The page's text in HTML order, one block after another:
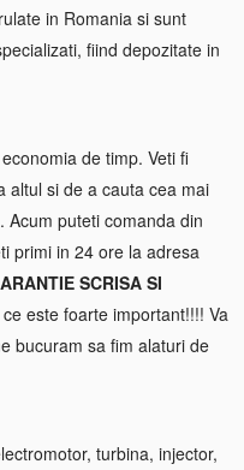
in Romania si sunt
fiind depozitate in
de timp. Veti fi
altul si de a cauta cea mai
puteti comanda din
primi in 24 ore la adresa
SCRISA SI
este foarte important!!!! Va
bucuram sa fim alaturi de
turbina, injector,